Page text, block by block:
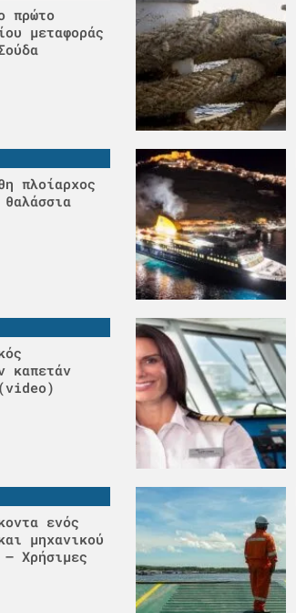
πρώτο
μεταφοράς
πλοίαρχος
καπετάν
ενός
μηχανικού
– Χρήσιμες